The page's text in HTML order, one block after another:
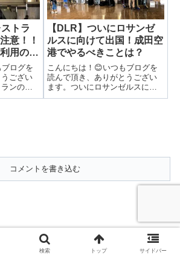
トラ
意！！
用の注
ログを
ござい
ンの営
ンゼル
であわ
らロサ
【DLR】ついにロサンゼ
ルスに向けて出国！成田空
港でやるべきことは？
こんにちは！😊いつもブログを
読んで頂き、ありがとうござい
ます。ついにロサンゼルスに向
けて出国！成田空港でやるべき
コメントを書き込む
検索 トップ サイドバー